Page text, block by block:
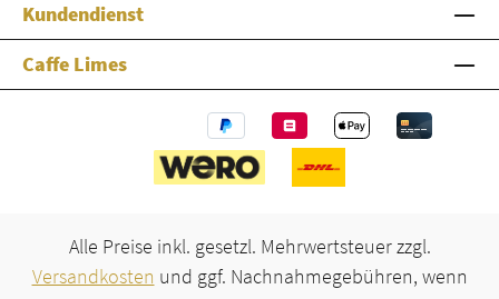
Kundendienst
Caffe Limes
Alle Preise inkl. gesetzl. Mehrwertsteuer zzgl.
Versandkosten und ggf. Nachnahmegebühren, wenn